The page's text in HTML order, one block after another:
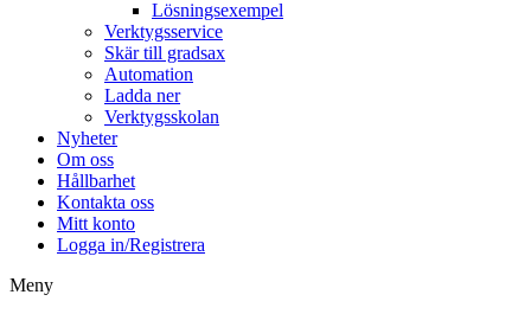
Lösningsexempel
Verktygsservice
Skär till gradsax
Automation
Ladda ner
Verktygsskolan
Nyheter
Om oss
Hållbarhet
Kontakta oss
Mitt konto
Logga in/Registrera
Meny